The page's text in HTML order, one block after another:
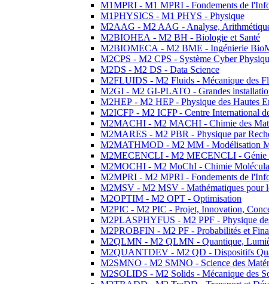
M1MPRI - M1 MPRI - Fondements de
M1PHYSICS - M1 PHYS - Physique
M2AAG - M2 AAG - Analyse,
M2BIOHEA - M2 BH - Biologie et Santé
M2BIOMECA - M2 BME - Ingénierie
M2CPS - M2 CPS - Système Cyber
M2DS - M2 DS - Data Science
M2FLUIDS - M2 Fluids - Mécanique des
M2GI - M2 GI-PLATO - Grandes
M2HEP - M2 HEP - Physique des Hautes
M2ICFP - M2 ICFP - Centre International
M2MACHI - M2 MACHI - Chimie des
M2MARES - M2 PBR - Physique par
M2MATHMOD - M2 MM - Modélisation
M2MECENCLI - M2 MECENCLI - Génie
M2MOCHI - M2 MoChI - Chimie
M2MPRI - M2 MPRI - Fondements de
M2MSV - M2 MSV - Mathématiques pour
M2OPTIM - M2 OPT - Optimisation
M2PIC - M2 PIC - Projet, Innovation,
M2PLASPHYFUS - M2 PPF - Physique
M2PROBFIN - M2 PF - Probabilités et
M2QLMN - M2 QLMN - Quantique,
M2QUANTDEV - M2 QD - Dispositifs
M2SMNO - M2 SMNO - Science des
M2SOLIDS - M2 Solids - Mécanique des